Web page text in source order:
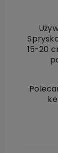
15-20